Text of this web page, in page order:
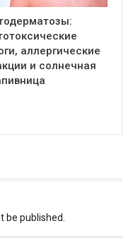
аллергические
и солнечная
be published.